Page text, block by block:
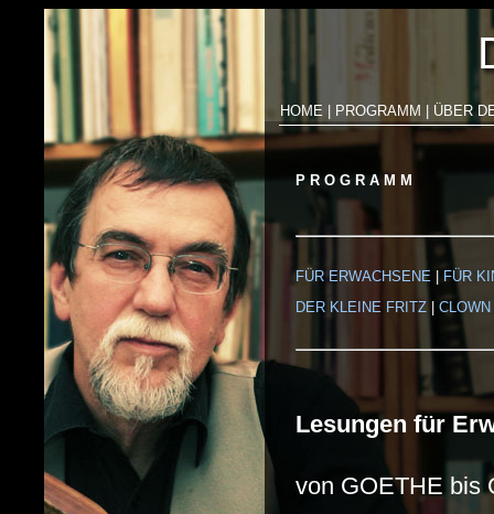
HOME PROGRAMM ÜBER
P R O G R A M M
FÜR ERWACHSENE
FÜR
DER KLEINE FRITZ|
Lesungen für
von GOETHE bis